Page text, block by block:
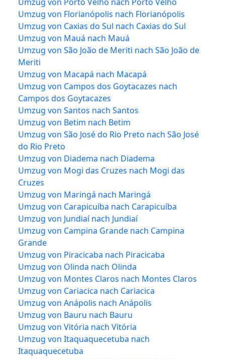
Umzug von Florianópolis nach Florianópolis
Umzug von Caxias do Sul nach Caxias do Sul
Umzug von Mauá nach Mauá
Umzug von São João de Meriti nach São João de
Meriti
Umzug von Macapá nach Macapá
Umzug von Campos dos Goytacazes nach
Campos dos Goytacazes
Umzug von Santos nach Santos
Umzug von Betim nach Betim
Umzug von São José do Rio Preto nach São José
do Rio Preto
Umzug von Diadema nach Diadema
Umzug von Mogi das Cruzes nach Mogi das
Cruzes
Umzug von Maringá nach Maringá
Umzug von Carapicuíba nach Carapicuíba
Umzug von Jundiaí nach Jundiaí
Umzug von Campina Grande nach Campina
Grande
Umzug von Piracicaba nach Piracicaba
Umzug von Olinda nach Olinda
Umzug von Montes Claros nach Montes Claros
Umzug von Cariacica nach Cariacica
Umzug von Anápolis nach Anápolis
Umzug von Bauru nach Bauru
Umzug von Vitória nach Vitória
Umzug von Itaquaquecetuba nach
Itaquaquecetuba